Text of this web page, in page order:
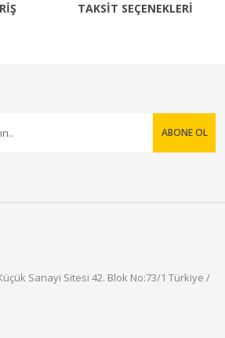
TAKSİT SEÇENEKLERİ
ABONE OL
Sanayi Sitesi 42. Blok No:73/1 Türkiye /